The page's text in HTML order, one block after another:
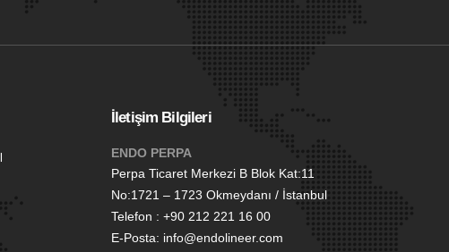
İletişim Bilgileri
ENDO PERPA
Perpa Ticaret Merkezi B Blok Kat:11
No:1721 – 1723 Okmeydanı / İstanbul
Telefon : +90 212 221 16 00
E-Posta: info@endolineer.com